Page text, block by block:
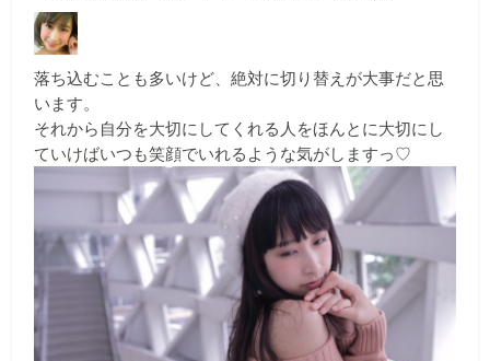
落ち込むことも多いけど、絶対に切り替えが大事だと思
います。
それから自分を大切にしてくれる人をほんとに大切にし
ていけばいつも笑顔でいれるような気がしますっ♡